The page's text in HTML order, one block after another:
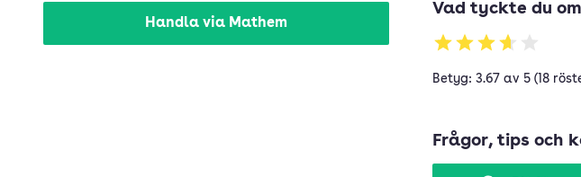
Handla via Mathem
Vad tyckte du
Betyg: 3.67 av 5 (18
Frågor, tips och